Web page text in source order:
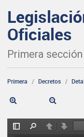
Oficiales
Primera sección
Primera Decretos